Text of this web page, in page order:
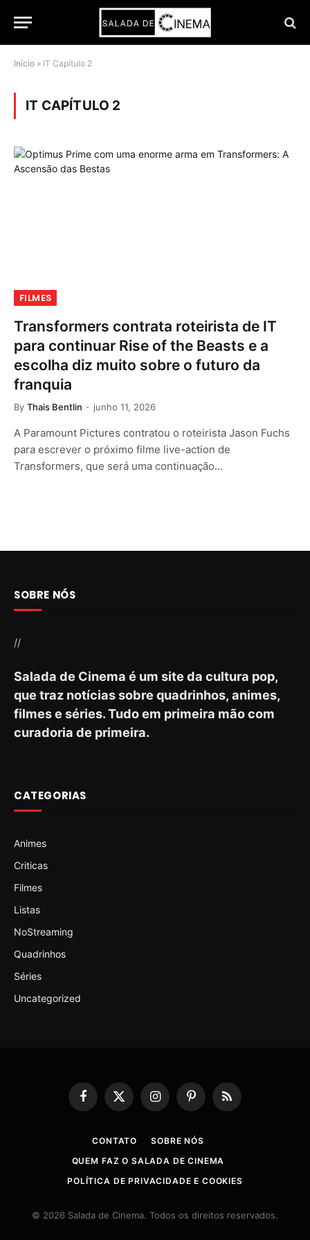
Início » IT Capítulo 2
IT CAPÍTULO 2
FILMES
Transformers contrata roteirista de IT
para continuar Rise of the Beasts e a
escolha diz muito sobre o futuro da
franquia
By Thais Bentlin junho 11, 2026
A Paramount Pictures contratou o roteirista Jason Fuchs
para escrever o próximo filme live-action de
Transformers, que será uma continuação…
SOBRE NÓS
//
Salada de Cinema é um site da cultura pop,
que traz notícias sobre quadrinhos, animes,
filmes e séries. Tudo em primeira mão com
curadoria de primeira.
CATEGORIAS
Animes
Criticas
Filmes
Listas
NoStreaming
Quadrinhos
Séries
Uncategorized
Facebook
X
(Twitter)
InstagramPinterestRSS
CONTATO
SOBRE NÓS
QUEM FAZ O SALADA DE CINEMA
POLÍTICA DE PRIVACIDADE E COOKIES
© 2026 Salada de Cinema. Todos os direitos reservados.